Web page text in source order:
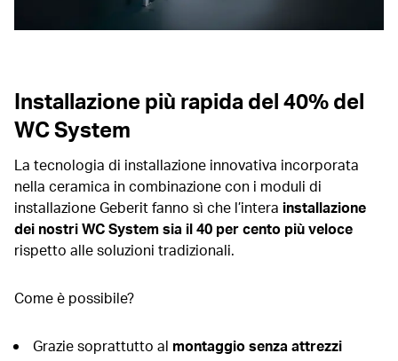
Installazione più rapida del 40% del
WC System
La tecnologia di installazione innovativa incorporata
nella ceramica in combinazione con i moduli di
installazione Geberit fanno sì che l’intera installazione
dei nostri WC System sia il 40 per cento più veloce
rispetto alle soluzioni tradizionali.
Come è possibile?
Grazie soprattutto al montaggio senza attrezzi